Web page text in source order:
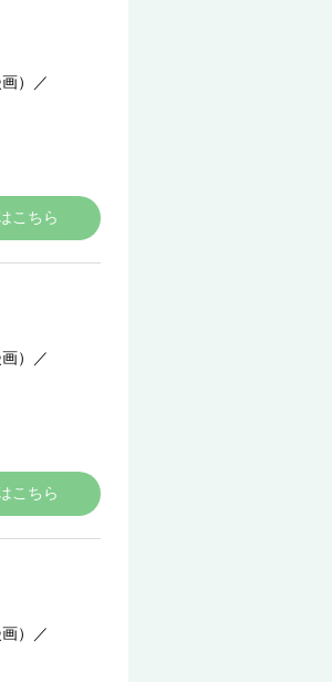
）
／
こちら
）
／
こちら
）
／